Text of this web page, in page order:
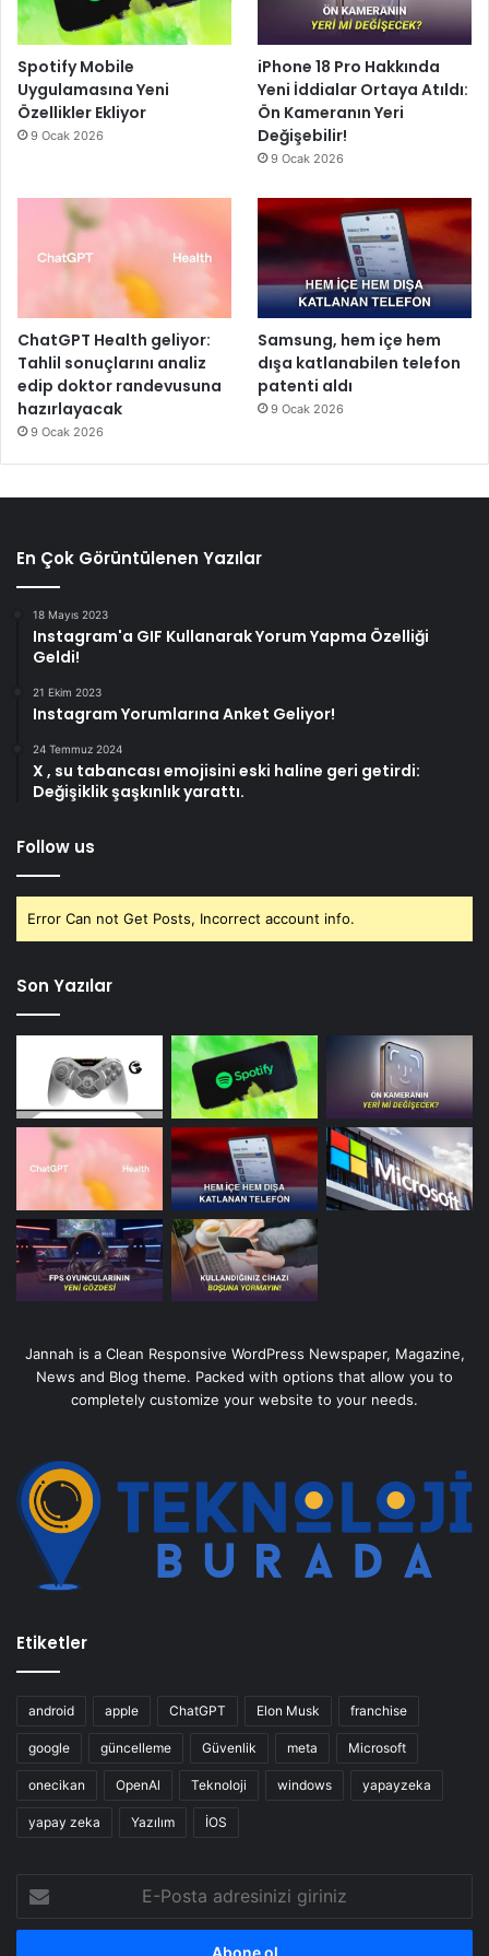
Spotify Mobile
Uygulamasına Yeni
Özellikler Ekliyor
9 Ocak 2026
iPhone 18 Pro Hakkında
Yeni İddialar Ortaya Atıldı:
Ön Kameranın Yeri
Değişebilir!
9 Ocak 2026
ChatGPT Health geliyor:
Tahlil sonuçlarını analiz
edip doktor randevusuna
hazırlayacak
9 Ocak 2026
Samsung, hem içe hem
dışa katlanabilen telefon
patenti aldı
9 Ocak 2026
En Çok Görüntülenen Yazılar
18 Mayıs 2023
Instagram'a GIF Kullanarak Yorum Yapma Özelliği
Geldi!
21 Ekim 2023
Instagram Yorumlarına Anket Geliyor!
24 Temmuz 2024
X , su tabancası emojisini eski haline geri getirdi:
Değişiklik şaşkınlık yarattı.
Follow us
Error Can not Get Posts, Incorrect account info.
Son Yazılar
Jannah is a Clean Responsive WordPress Newspaper, Magazine,
News and Blog theme. Packed with options that allow you to
completely customize your website to your needs.
Etiketler
android apple ChatGPT Elon Musk franchise
google güncelleme Güvenlik meta Microsoft
onecikan OpenAl Teknoloji windows yapayzeka
yapay zeka Yazılım İOS
Posta
adresinizi